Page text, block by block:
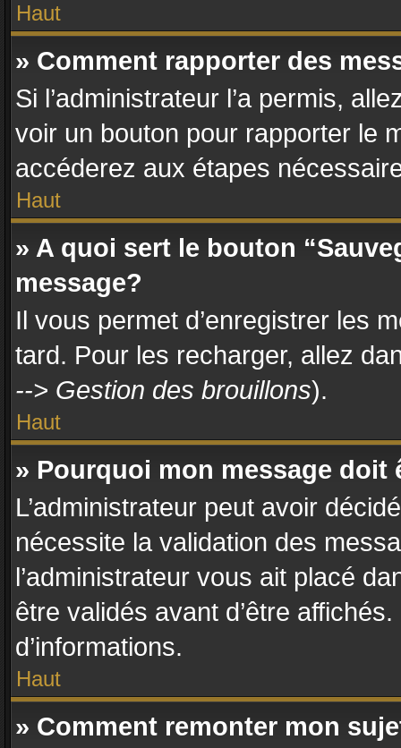
Haut
» Comment rapporter des
Si l’administrateur l’a permis,
voir un bouton pour rapporter le
accéderez aux étapes
Haut
» A quoi sert le bouton
message?
Il vous permet d’enregistrer les
tard. Pour les recharger, allez
--> Gestion des brouillons).
Haut
» Pourquoi mon message doit
L’administrateur peut avoir
nécessite la validation des
l’administrateur vous ait placé
être validés avant d’être
d’informations.
Haut
» Comment remonter mon